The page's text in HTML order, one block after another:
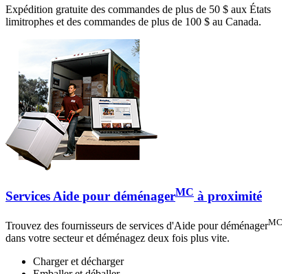
Expédition gratuite des commandes de plus de 50 $ aux États
limitrophes et des commandes de plus de 100 $ au Canada.
Services Aide pour déménagerMC à proximité
Trouvez des fournisseurs de services d'Aide pour déménagerMC
dans votre secteur et déménagez deux fois plus vite.
Charger et décharger